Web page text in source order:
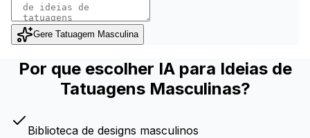
Gere Tatuagem Masculina
Por que escolher IA para Ideias de
Tatuagens Masculinas?
Biblioteca de designs masculinos